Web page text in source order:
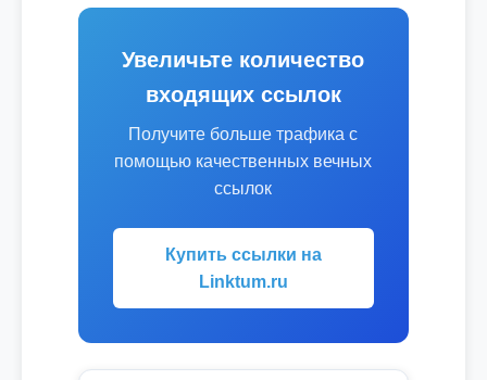
Увеличьте количество
входящих ссылок
Получите больше трафика с
помощью качественных вечных
ссылок
Купить ссылки на
Linktum.ru